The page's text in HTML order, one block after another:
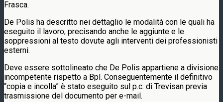
Frasca.
De Polis ha descritto nei dettaglio le modalità con le quali ha
eseguito il lavoro; precisando anche le aggiunte e le
soppressioni al testo dovute agli interventi dei professionisti
esterni.
Deve essere sottolineato che De Polis appartiene a divisione
incompetente rispetto a Bpl. Conseguentemente il definitivo
“copia e incolla” è stato eseguito sul p.c. di Trevisan previa
trasmissione del documento per e-mail.